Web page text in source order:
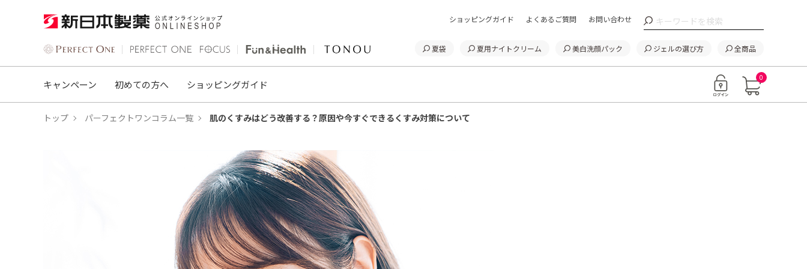
ショッピングガイド よくあるご質問 お問い合わせ
夏袋 夏用ナイトクリーム 美白洗顔パック ジェルの選び方 全商品
キャンペーン 初めての方へ ショッピングガイド
0
トップ パーフェクトワンコラム一覧 肌のくすみはどう改善する？原因や今すぐできるくすみ対策について